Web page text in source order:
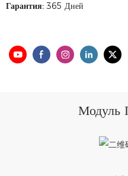
Гарантия: 365 Дней
Модуль